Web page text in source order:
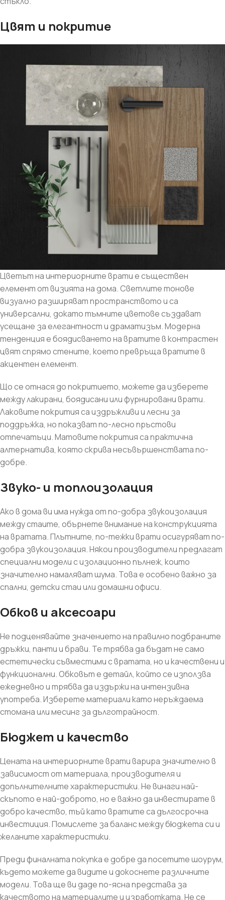
Цвят и покритие
Цветът на интериорните врати е съществен
елемент от визията на дома. Светлите тонове
визуално разширяват пространството и са
универсални, докато тъмните цветове създават
усещане за елегантност и драматизъм. Модерна
тенденция е боядисването на вратите в контрастен
цвят спрямо стените, което превръща вратите в
акцентен елемент.
Що се отнася до покритието, можете да изберете
между лакирани, боядисани или фурнировани врати.
Лаковите покрития са издръжливи и лесни за
поддръжка, но показват по-лесно пръстови
отпечатъци. Матовите покрития са практична
алтернатива, която скрива несъвършенствата по-
добре.
Звуко- и топлоизолация
Ако в дома ви има нужда от по-добра звукоизолация
между стаите, обърнете внимание на конструкцията
на вратата. Плътните, по-тежки врати осигуряват по-
добра звукоизолация. Някои производители предлагат
специални модели с изолационно пълнеж, които
значително намаляват шума. Това е особено важно за
спални, детски стаи или домашни офиси.
Обков и аксесоари
Не подценявайте значението на правилно подбраните
дръжки, панти и брави. Те трябва да бъдат не само
естетически съвместими с вратата, но и качествени и
функционални. Обковът е детайл, който се използва
ежедневно и трябва да издържи на интензивна
употреба. Изберете материали като неръждаема
стомана или месинг за дълготрайност.
Бюджет и качество
Цената на интериорните врати варира значително в
зависимост от материала, производителя и
допълнителните характеристики. Не винаги най-
скъпото е най-доброто, но е важно да инвестирате в
добро качество, тъй като вратите са дългосрочна
инвестиция. Помислете за баланс между бюджета си и
желаните характеристики.
Преди финалната покупка е добре да посетите шоурум,
където можете да видите и докоснете различните
модели. Това ще ви даде по-ясна представа за
качеството на материалите и изработката. Не се